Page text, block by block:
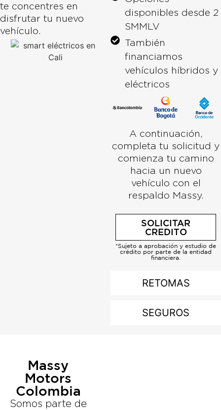
te concentres en
disfrutar tu nuevo
vehículo.
RETOMAS
SEGUROS
disponibles desde 2
SMMLV
También
financiamos
vehículos híbridos y
eléctricos
A continuación,
completa tu solicitud y
comienza tu camino
hacia un nuevo
vehículo con el
respaldo Massy.
SOLICITAR
CREDITO
*Sujeto a aprobación y estudio de
crédito por parte de la entidad
financiera.
Massy
Motors
Colombia
Somos parte de